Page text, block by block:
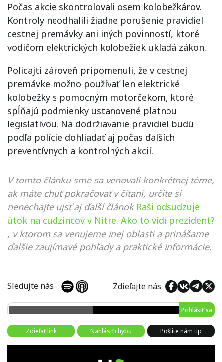
Počas akcie skontrolovali osem kolobežkárov.
Kontroly neodhalili žiadne porušenie pravidiel
cestnej premávky ani iných povinností, ktoré
vodičom elektrických kolobežiek ukladá zákon.
Policajti zároveň pripomenuli, že v cestnej
premávke možno používať len elektrické
kolobežky s pomocným motorčekom, ktoré
spĺňajú podmienky ustanovené platnou
legislatívou. Na dodržiavanie pravidiel budú
podľa polície dohliadať aj počas ďalších
preventívnych a kontrolných akcií.
V tomto článku sme sa venovali konkrétnej téme,
ak máte chuť pokračovať v čítaní, určite si
nenechajte ujsť aj ďalší článok Raši odsudzuje
útok na cudzincov v Nitre. Ako to vidí prezident?
, v ktorom sa venujeme inej oblasti a prinášame
ďalšie zaujímavé pohľady a praktické informácie.
Sledujte nás Zdieľajte nás
Prihlásiť sa
Zdieľať link Nahlásiť chybu Pošlite nám tip